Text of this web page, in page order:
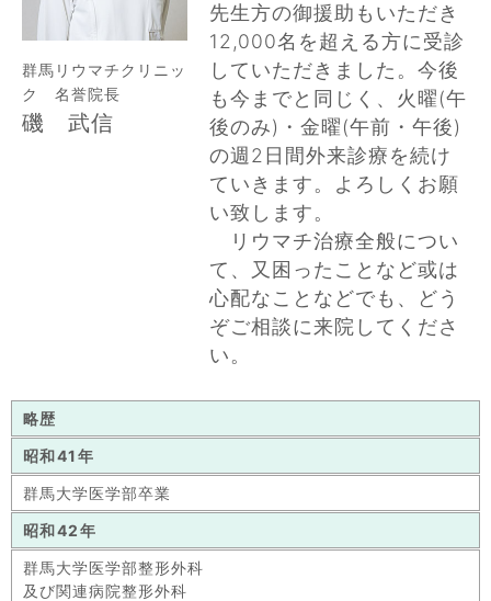
群馬リウマチクリニッ
ク 名誉院長
磯 武信
先生方の御援助もいただき
12,000名を超える方に受診
していただきました。今後
も今までと同じく、火曜(午
後のみ)・金曜(午前・午後)
の週2日間外来診療を続け
ていきます。よろしくお願
い致します。
リウマチ治療全般につい
て、又困ったことなど或は
心配なことなどでも、どう
ぞご相談に来院してくださ
い。
略歴
昭和41年
群馬大学医学部卒業
昭和42年
群馬大学医学部整形外科
及び関連病院整形外科